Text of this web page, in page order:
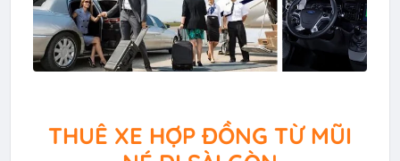
THUÊ XE HỢP ĐỒNG TỪ MŨI